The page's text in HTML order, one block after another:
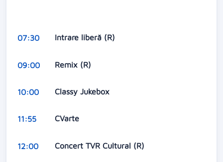
07:30 Intrare liberă (R)
09:00 Remix (R)
10:00 Classy Jukebox
11:55 CVarte
12:00 Concert TVR Cultural (R)